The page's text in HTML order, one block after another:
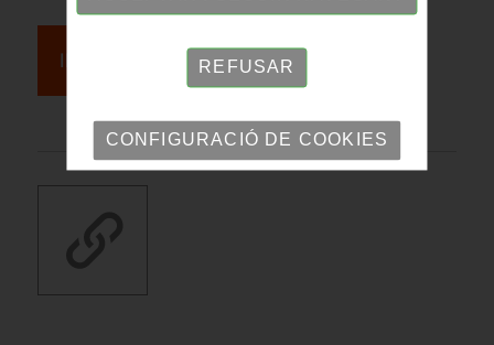
INSCRIU-TE REFUSAR
CONFIGURACIÓ DE COOKIES